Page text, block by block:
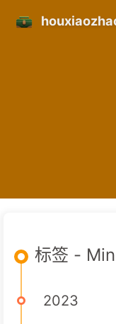
标签 -
2023